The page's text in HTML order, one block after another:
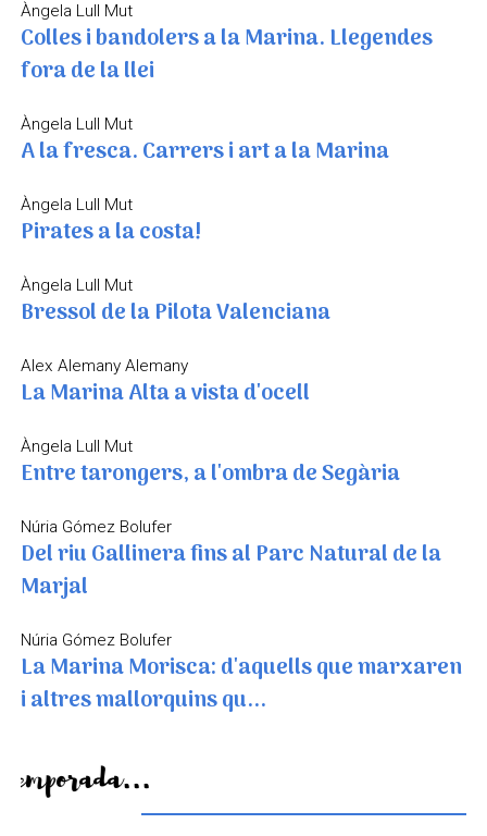
Àngela Lull Mut
Colles i bandolers a la Marina. Llegendes
fora de la llei
Àngela Lull Mut
A la fresca. Carrers i art a la Marina
Àngela Lull Mut
Pirates a la costa!
Àngela Lull Mut
Bressol de la Pilota Valenciana
Alex Alemany Alemany
La Marina Alta a vista d'ocell
Àngela Lull Mut
Entre tarongers, a l'ombra de Segària
Núria Gómez Bolufer
Del riu Gallinera fins al Parc Natural de la
Marjal
Núria Gómez Bolufer
La Marina Morisca: d'aquells que marxaren
i altres mallorquins qu...
De temporada...